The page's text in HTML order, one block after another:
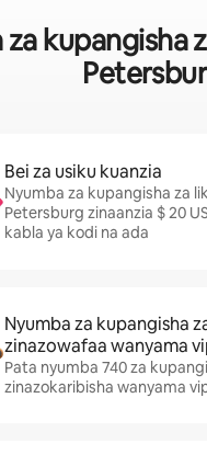
kupangisha
Bei za usiku kuanzia
Nyumba za kupangisha za
Petersburg zinaanzia $ 20
kabla ya kodi na ada
Nyumba za kupangisha
zinazowafaa wanyama
Pata nyumba 740 za
zinazokaribisha wanyama